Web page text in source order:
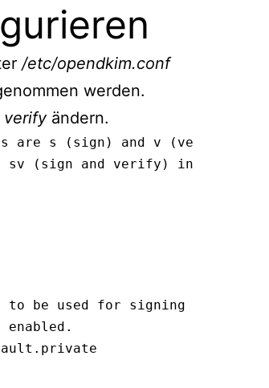
/etc/opendkim.conf
werden.
verifyändern.
are s (sign) and v (verify).
sv (sign and verify) in order to
be used for signing ALL